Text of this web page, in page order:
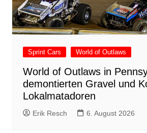
Sprint Cars World of Outlaws
World of Outlaws in
demontierten Gravel und
Lokalmatadoren
Erik Resch 6. August 2026